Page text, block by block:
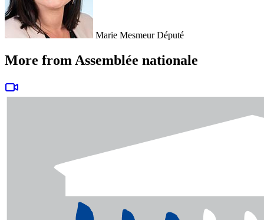
Marie Mesmeur Député
More from Assemblée nationale